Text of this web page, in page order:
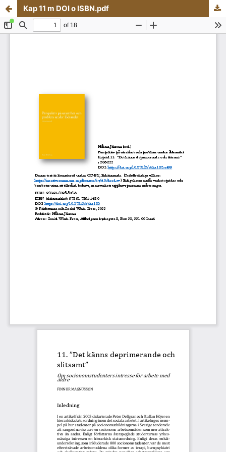
Kap 11 m DOI o ISBN.pdf